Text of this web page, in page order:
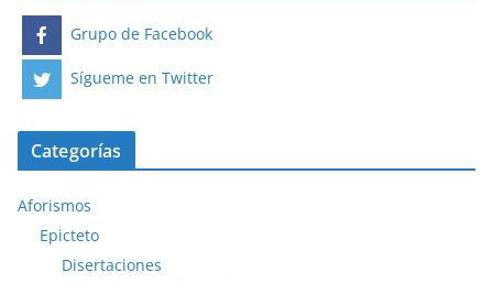
Grupo de Facebook
Sígueme en Twitter
Categorías
Aforismos
Epicteto
Disertaciones